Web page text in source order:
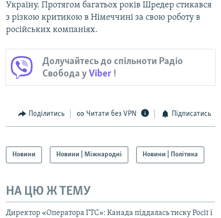
Україну. Протягом багатьох років Шредер стикався
з різкою критикою в Німеччині за свою роботу в
російських компаніях.
Долучайтесь до спільноти Радіо
Свобода уViber !
Поділитись Читати без VPN Підписатись
Новини Новини | Міжнародні Новини | Політика
НА ЦЮ Ж ТЕМУ
Директор «Оператора ГТС»: Канада піддалась тиску Росії і